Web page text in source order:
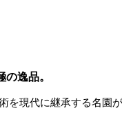
逸品。
を現代に継承する名園